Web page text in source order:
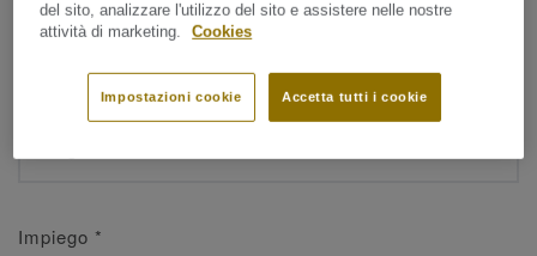
Cognome
Impiego *
del sito, analizzare l'utilizzo del sito e assistere nelle nostre
attività di marketing.
Cookies
Accetta tutti i cookie
Impostazioni cookie